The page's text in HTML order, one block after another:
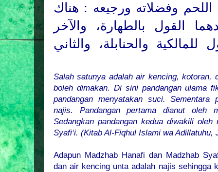
اللحم وفضلاته ورجيعه : هناك
القول بالطهارة، والآخر
للمالكية والحنابلة، والثاني
Salah satunya adalah air kencing, kotoran,
boleh dimakan. Di sini pandangan ulama
pandangan menyatakan suci. Sementara
najis. Pandangan pertama dianut oleh
Sedangkan pandangan kedua diwakili
Syafi‘i. (Kitab Al-Fiqhul Islami wa Adillatuhu,
Adapun Madzhab Hanafi dan Madzhab
dan air kencing unta adalah najis sehingga